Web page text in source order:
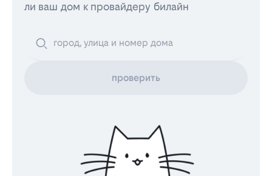
ли ваш дом к провайдеру билайн
проверить